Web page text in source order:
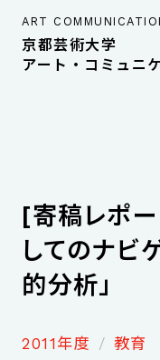
ART
京都芸術大学
アート・コミュニ
[寄稿レポ
してのナビ
的分析」
2011年度 教育